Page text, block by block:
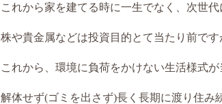
これから家を建てる時に一生でなく、次世
株や貴金属などは投資目的とて当たり前で
これから、環境に負荷をかけない生活様式
解体せず(ゴミを出さず)長く長期に渡り住み